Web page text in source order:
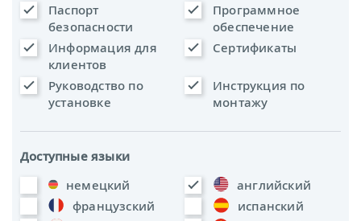
Паспорт
безопасности
Программное
обеспечение
Информация для
клиентов
Сертификаты
Руководство по
установке
Инструкция по
монтажу
Доступные языки
немецкий
английский
французский
испанский